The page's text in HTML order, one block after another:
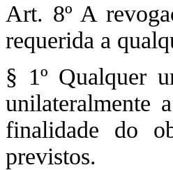
Art. 8º A
requerida a
§ 1º Qualquer
unilateralmente
finalidade do
previstos.